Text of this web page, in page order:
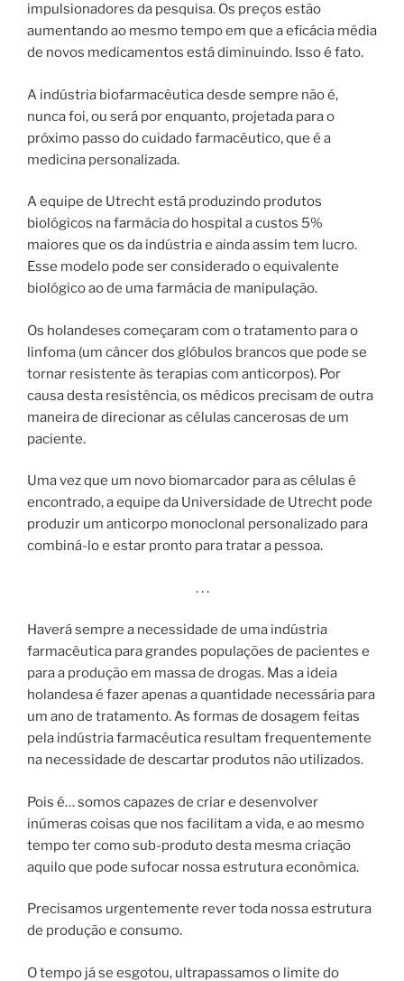
impulsionadores da pesquisa. Os preços estão
aumentando ao mesmo tempo em que a eficácia média
de novos medicamentos está diminuindo. Isso é fato.
A indústria biofarmacêutica desde sempre não é,
nunca foi, ou será por enquanto, projetada para o
próximo passo do cuidado farmacêutico, que é a
medicina personalizada.
A equipe de Utrecht está produzindo produtos
biológicos na farmácia do hospital a custos 5%
maiores que os da indústria e ainda assim tem lucro.
Esse modelo pode ser considerado o equivalente
biológico ao de uma farmácia de manipulação.
Os holandeses começaram com o tratamento para o
linfoma (um câncer dos glóbulos brancos que pode se
tornar resistente às terapias com anticorpos). Por
causa desta resistência, os médicos precisam de outra
maneira de direcionar as células cancerosas de um
paciente.
Uma vez que um novo biomarcador para as células é
encontrado, a equipe da Universidade de Utrecht pode
produzir um anticorpo monoclonal personalizado para
combiná-lo e estar pronto para tratar a pessoa.
. . .
Haverá sempre a necessidade de uma indústria
farmacêutica para grandes populações de pacientes e
para a produção em massa de drogas. Mas a ideia
holandesa é fazer apenas a quantidade necessária para
um ano de tratamento. As formas de dosagem feitas
pela indústria farmacêutica resultam frequentemente
na necessidade de descartar produtos não utilizados.
Pois é… somos capazes de criar e desenvolver
inúmeras coisas que nos facilitam a vida, e ao mesmo
tempo ter como sub-produto desta mesma criação
aquilo que pode sufocar nossa estrutura econômica.
Precisamos urgentemente rever toda nossa estrutura
de produção e consumo.
O tempo já se esgotou, ultrapassamos o limite do